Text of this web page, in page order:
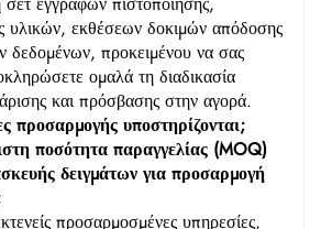
υλικών, εκθέσεων δοκιμών απόδοσης
δεδομένων, προκειμένου να σας
ομαλά τη διαδικασία
και πρόσβασης στην αγορά.
προσαρμογής υποστηρίζονται;
ποσότητα παραγγελίας (MOQ)
δειγμάτων για προσαρμογή
προσαρμοσμένες υπηρεσίες,